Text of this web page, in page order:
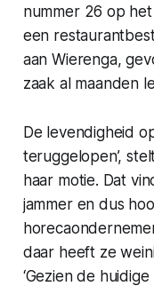
nummer 26 op
een
aan Wierenga,
zaak al maanden
De levendigheid
teruggelopen’,
haar motie. Dat
jammer en dus
daar heeft ze
‘Gezien de